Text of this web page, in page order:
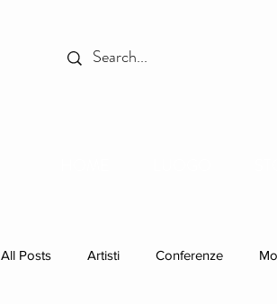
All Posts Artisti Conferenze